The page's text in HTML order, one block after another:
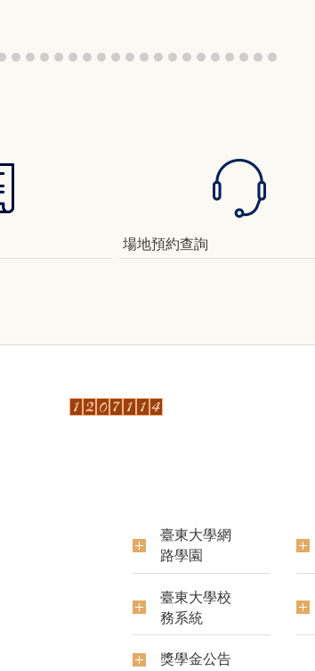
場地預約查詢
臺東大學網
路學園
臺東大學校
務系統
獎學金公告